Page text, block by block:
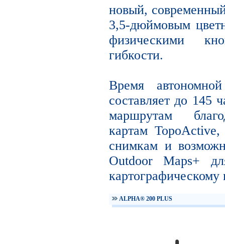
новый,
3,5-дюймовым
физическими
гибкости.
Время
составляет до 145
маршрутам
картам
снимкам и
Outdoor Maps+
ALPHA® 200 PLUS